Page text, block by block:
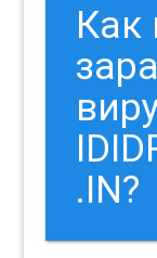
Как
.IN?